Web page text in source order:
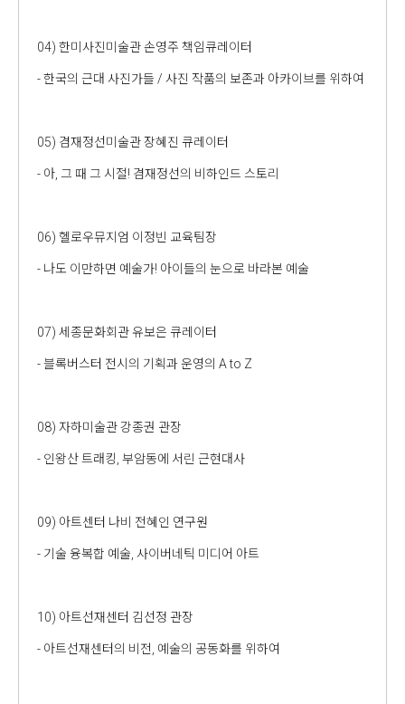
04) 한미사진미술관 손영주 책임큐레이터
- 한국의 근대 사진가들 / 사진 작품의 보존과 아카이브를 위하여
05) 겸재정선미술관 장혜진 큐레이터
- 아, 그 때 그 시절! 겸재정선의 비하인드 스토리
06) 헬로우뮤지엄 이정빈 교육팀장
- 나도 이만하면 예술가! 아이들의 눈으로 바라본 예술
07) 세종문화회관 유보은 큐레이터
- 블록버스터 전시의 기획과 운영의 A to Z
08) 자하미술관 강종권 관장
- 인왕산 트래킹, 부암동에 서린 근현대사
09) 아트센터 나비 전혜인 연구원
- 기술 융복합 예술, 사이버네틱 미디어 아트
10) 아트선재센터 김선정 관장
- 아트선재센터의 비전, 예술의 공동화를 위하여